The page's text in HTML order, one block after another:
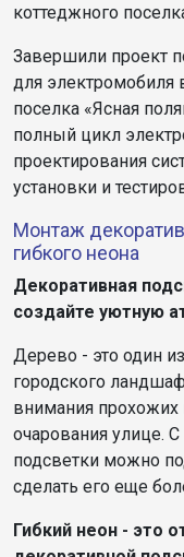
коттеджного
Завершили проект
для электромобиля
поселка «Ясная
полный цикл
проектирования
установки и
Монтаж
гибкого неона
Декоративная
создайте уютную
Дерево - это один
городского
внимания прохожих
очарования улице.
подсветки можно
сделать его еще
Гибкий неон - это